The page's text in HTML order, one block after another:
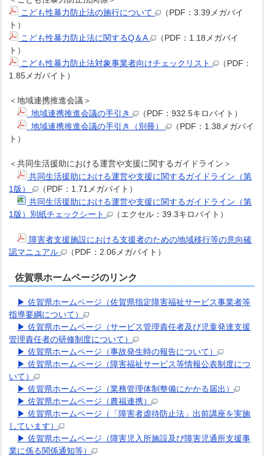
こども性暴力防止法の施行について
（PDF：3.39メガバイ
ト）
こども性暴力防止法に関するQ＆A
（PDF：1.18メガバイ
ト）
こども性暴力防止法対象事業者向けチェックリスト
（PDF：
1.85メガバイト）
＜地域連携推進会議＞
地域連携推進会議の手引き
（PDF：932.5キロバイト）
地域連携推進会議の手引き（別冊）
（PDF：1.38メガバイ
ト）
＜共同生活援助における運営や支援に関するガイドライン＞
共同生活援助における運営や支援に関するガイドライン（第
1版）
（PDF：1.71メガバイト）
共同生活援助における運営や支援に関するガイドライン（第
1版）別紙チェックシート
（エクセル：39.3キロバイト）
障害者支援施設における支援者のための地域移行等の意向確
認マニュアル
（PDF：2.06メガバイト）
佐賀県ホームページのリンク
▶ 佐賀県ホームページ（佐賀県指定障害福祉サービス事業者等
指導要綱について）
▶ 佐賀県ホームページ（サービス管理責任者及び児童発達支援
管理責任者の研修制度について）
▶ 佐賀県ホームページ（事故発生時の報告について）
▶ 佐賀県ホームページ（障害福祉サービス等情報公表制度につ
いて）
▶ 佐賀県ホームページ（業務管理体制整備にかかる届出）
▶ 佐賀県ホームページ（農福連携）
▶ 佐賀県ホームページ（「障害者虐待防止法」出前講座を実施
しています）
▶ 佐賀県ホームページ（障害児入所施設及び障害児通所支援事
業に係る関係通知等）